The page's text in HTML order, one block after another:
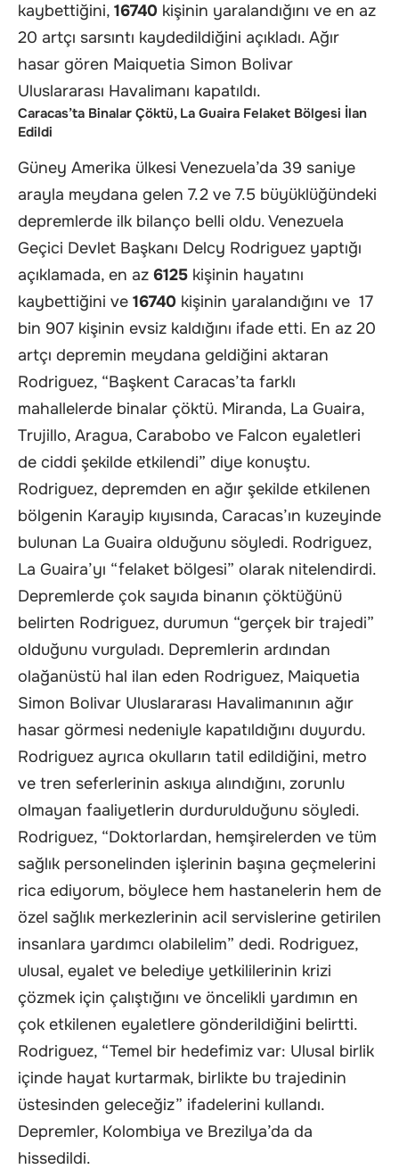
kaybettiğini, 16740 kişinin yaralandığını ve en az
20 artçı sarsıntı kaydedildiğini açıkladı. Ağır
hasar gören Maiquetia Simon Bolivar
Uluslararası Havalimanı kapatıldı.
Caracas’ta Binalar Çöktü, La Guaira Felaket Bölgesi İlan
Edildi
Güney Amerika ülkesi Venezuela’da 39 saniye
arayla meydana gelen 7.2 ve 7.5 büyüklüğündeki
depremlerde ilk bilanço belli oldu. Venezuela
Geçici Devlet Başkanı Delcy Rodriguez yaptığı
açıklamada, en az 6125 kişinin hayatını
kaybettiğini ve 16740 kişinin yaralandığını ve 17
bin 907 kişinin evsiz kaldığını ifade etti. En az 20
artçı depremin meydana geldiğini aktaran
Rodriguez, “Başkent Caracas’ta farklı
mahallelerde binalar çöktü. Miranda, La Guaira,
Trujillo, Aragua, Carabobo ve Falcon eyaletleri
de ciddi şekilde etkilendi” diye konuştu.
Rodriguez, depremden en ağır şekilde etkilenen
bölgenin Karayip kıyısında, Caracas’ın kuzeyinde
bulunan La Guaira olduğunu söyledi. Rodriguez,
La Guaira’yı “felaket bölgesi” olarak nitelendirdi.
Depremlerde çok sayıda binanın çöktüğünü
belirten Rodriguez, durumun “gerçek bir trajedi”
olduğunu vurguladı. Depremlerin ardından
olağanüstü hal ilan eden Rodriguez, Maiquetia
Simon Bolivar Uluslararası Havalimanının ağır
hasar görmesi nedeniyle kapatıldığını duyurdu.
Rodriguez ayrıca okulların tatil edildiğini, metro
ve tren seferlerinin askıya alındığını, zorunlu
olmayan faaliyetlerin durdurulduğunu söyledi.
Rodriguez, “Doktorlardan, hemşirelerden ve tüm
sağlık personelinden işlerinin başına geçmelerini
rica ediyorum, böylece hem hastanelerin hem de
özel sağlık merkezlerinin acil servislerine getirilen
insanlara yardımcı olabilelim” dedi. Rodriguez,
ulusal, eyalet ve belediye yetkililerinin krizi
çözmek için çalıştığını ve öncelikli yardımın en
çok etkilenen eyaletlere gönderildiğini belirtti.
Rodriguez, “Temel bir hedefimiz var: Ulusal birlik
içinde hayat kurtarmak, birlikte bu trajedinin
üstesinden geleceğiz” ifadelerini kullandı.
Depremler, Kolombiya ve Brezilya’da da
hissedildi.